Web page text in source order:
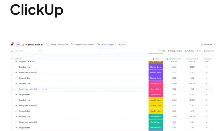
ClickUp